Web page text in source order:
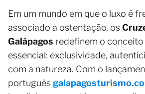
Em um mundo em que o luxo é
associado a ostentação, os
Galápagos redefinem o
essencial: exclusividade,
com a natureza. Com o
português